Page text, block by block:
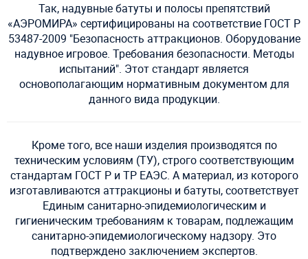
Так, надувные батуты и полосы препятствий
«АЭРОМИРА» сертифицированы на соответствие ГОСТ Р
53487-2009 "Безопасность аттракционов. Оборудование
надувное игровое. Требования безопасности. Методы
испытаний". Этот стандарт является
основополагающим нормативным документом для
данного вида продукции.
Кроме того, все наши изделия производятся по
техническим условиям (ТУ), строго соответствующим
стандартам ГОСТ Р и ТР ЕАЭС. А материал, из которого
изготавливаются аттракционы и батуты, соответствует
Единым санитарно-эпидемиологическим и
гигиеническим требованиям к товарам, подлежащим
санитарно-эпидемиологическому надзору. Это
подтверждено заключением экспертов.